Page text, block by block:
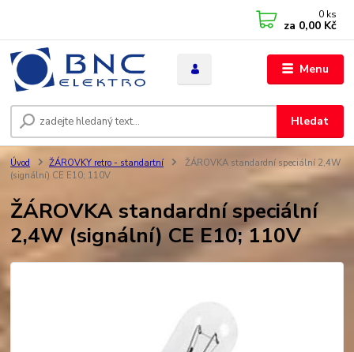
Menu
Hledat
0 ks
za 0,00 Kč
Úvod ŽÁROVKY retro - standartní
ŽÁROVKA standardní speciální 2,4W
(signální) CE E10; 110V
ŽÁROVKA standardní speciální
2,4W (signální) CE E10; 110V